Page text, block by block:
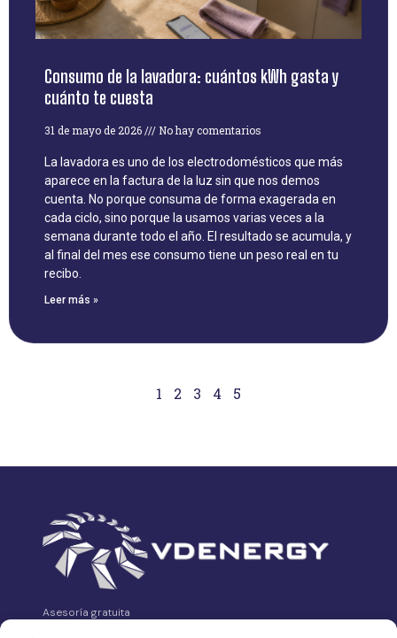
Consumo de la lavadora: cuántos kWh gasta y
cuánto te cuesta
31 de mayo de 2026 No hay comentarios
La lavadora es uno de los electrodomésticos que más
aparece en la factura de la luz sin que nos demos
cuenta. No porque consuma de forma exagerada en
cada ciclo, sino porque la usamos varias veces a la
semana durante todo el año. El resultado se acumula, y
al final del mes ese consumo tiene un peso real en tu
recibo.
Leer más »
1 2 3 4 5
Asesoría gratuita